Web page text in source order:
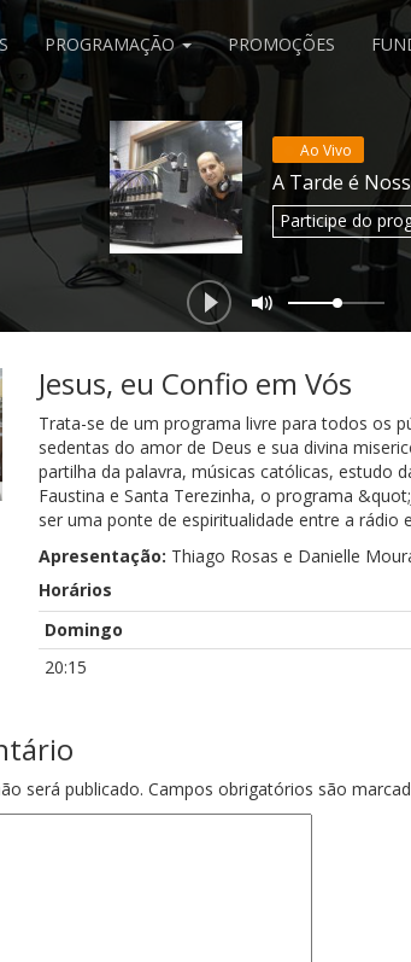
PROGRAMAÇÃO PROMOÇÕES
Ao Vivo
A Tarde é
Participedo
Jesus, eu Confio em Vós
Trata-se de um programa livre para todos os
sedentas do amor de Deus e sua divina
partilha da palavra, músicas católicas, estudo
Faustina e Santa Terezinha, o programa
ser uma ponte de espiritualidade entre a rádio
Apresentação: Thiago Rosas e Danielle
Horários
Domingo
20:15
será publicado. Campos obrigatórios são